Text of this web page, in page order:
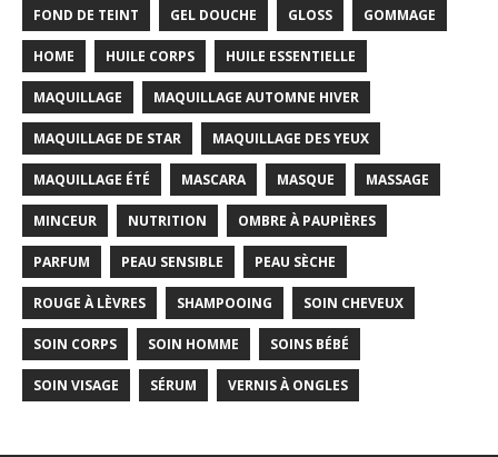
FOND DE TEINT GEL DOUCHE GLOSS GOMMAGE
HOME HUILE CORPS HUILE ESSENTIELLE
MAQUILLAGE MAQUILLAGE AUTOMNE HIVER
MAQUILLAGE DE STAR MAQUILLAGE DES YEUX
MAQUILLAGE ÉTÉ MASCARA MASQUE MASSAGE
MINCEUR NUTRITION OMBRE À PAUPIÈRES
PARFUM PEAU SENSIBLE PEAU SÈCHE
ROUGE À LÈVRES SHAMPOOING SOIN CHEVEUX
SOIN CORPS SOIN HOMME SOINS BÉBÉ
SOIN VISAGE SÉRUM VERNIS À ONGLES